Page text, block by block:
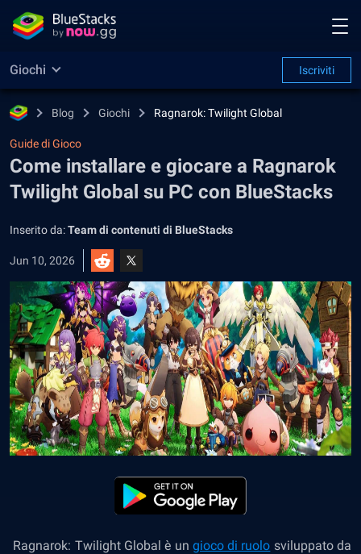
Giochi Iscriviti
Blog Giochi Ragnarok: Twilight Global
Guide di Gioco
Come installare e giocare a Ragnarok
Twilight Global su PC con BlueStacks
Inserito da:Team di contenuti di BlueStacks
Jun 10, 2026
Ragnarok: Twilight Global è un gioco di ruolo sviluppato da